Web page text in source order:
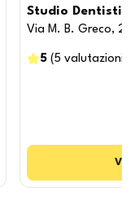
Studio
Via M. B. Greco, 20
5 (5 valutazioni